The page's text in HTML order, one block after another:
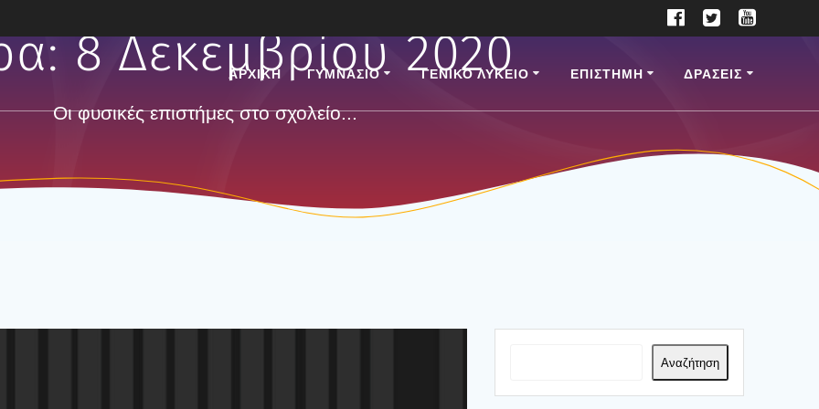
ΑΡΧΙΚΗ ΓΥΜΝΑΣΙΟ ΓΕΝΙΚΟ ΛΥΚΕΙΟ ΕΠΙ­ΣΤΗ­ΜΗ ΔΡΑΣΕΙΣ
8 Δεκεμβρίου 2020
Οι φυσικές επιστήμες στο σχολείο...
Αναζήτηση